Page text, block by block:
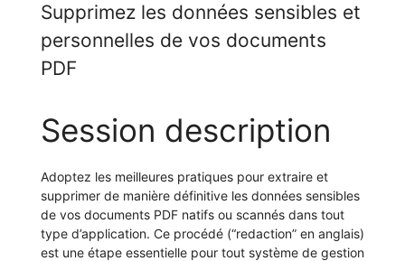
Supprimez les données sensibles et
personnelles de vos documents
PDF
Session description
Adoptez les meilleures pratiques pour extraire et
supprimer de manière définitive les données sensibles
de vos documents PDF natifs ou scannés dans tout
type d’application. Ce procédé (“redaction” en anglais)
est une étape essentielle pour tout système de gestion